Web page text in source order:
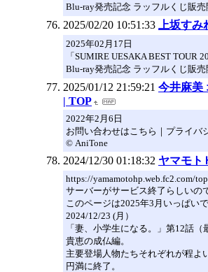
Blu-ray発売記念 ラッフルくじ販
2025/02/20 10:51:33 上坂すみ
2025年02月17日
「SUMIRE UESAKA BEST TOUR
Blu-ray発売記念 ラッフルくじ販
2025/01/12 21:59:21 今井麻美
| TOP
2022年2月6日
お問い合わせはこちら｜プライバ
© AniTone
2024/12/30 01:18:32 ヤマモト
https://yamamotohp.web.fc2.com/
サーバーがサービス終了らしいの
このページは2025年3月いっぱい
2024/12/23 (月）
「妻、小学生になる。」第12話（
貴恵の成仏編。
主要登場人物たちそれぞれが程よ
円満に終了。